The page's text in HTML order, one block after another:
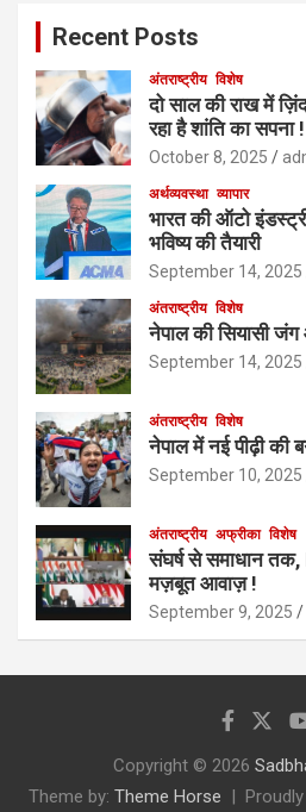
Recent Posts
अंतराष्ट्रीय विशेष
दो साल की राख में
रहा है शांति का सपना !
October 8, 2025
अर्थव्यवस्था व्यापार
भारत की ऑटो
भविष्य की तैयारी
September 14, 2025
अंतराष्ट्रीय विशेष
नेपाल की सियासी जंग
September 14, 2025
अंतराष्ट्रीय विशेष
नेपाल में नई पीढ़ी की
September 10, 2025
अंतराष्ट्रीय अफ्रीका विशेष
संघर्ष से समाधान तक,
मज़बूत आवाज़ !
September 9, 2025
Copyright © 2026
Theme by: Theme Horse